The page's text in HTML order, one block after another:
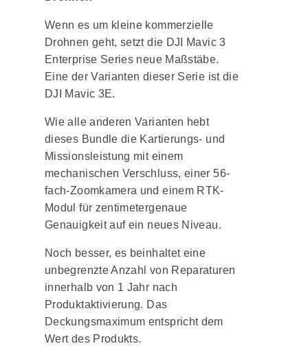
Wenn es um kleine kommerzielle
Drohnen geht, setzt die DJI Mavic 3
Enterprise Series neue Maßstäbe.
Eine der Varianten dieser Serie ist die
DJI Mavic 3E.
Wie alle anderen Varianten hebt
dieses Bundle die Kartierungs- und
Missionsleistung mit einem
mechanischen Verschluss, einer 56-
fach-Zoomkamera und einem RTK-
Modul für zentimetergenaue
Genauigkeit auf ein neues Niveau.
Noch besser, es beinhaltet eine
unbegrenzte Anzahl von Reparaturen
innerhalb von 1 Jahr nach
Produktaktivierung. Das
Deckungsmaximum entspricht dem
Wert des Produkts.